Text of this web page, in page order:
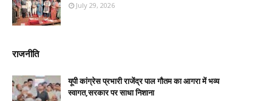
July 29, 2026
राजनीति
यूपी कांग्रेस प्रभारी राजेंद्र पाल गौतम का आगरा में भव्य
स्वागत,सरकार पर साधा निशाना